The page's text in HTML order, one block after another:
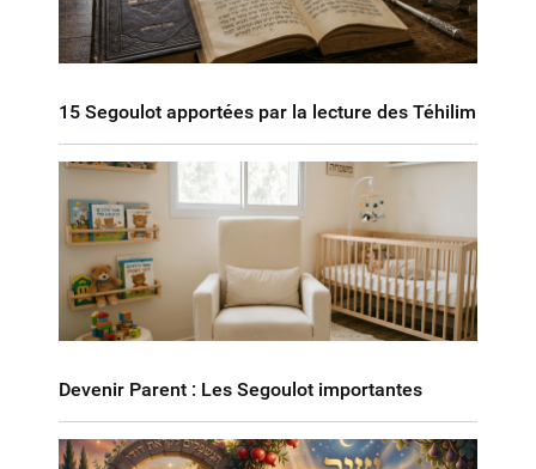
15 Segoulot apportées par la lecture des Téhilim
Devenir Parent : Les Segoulot importantes